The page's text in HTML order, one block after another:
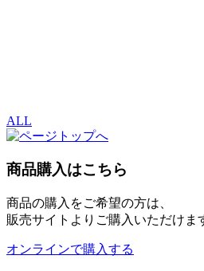
ALL
商品購入はこちら
商品の購入をご希望の方は、
販売サイトよりご購入いただけま
オンラインで購入する